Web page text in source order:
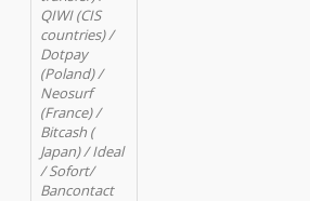
QIWI (CIS
countries) /
Dotpay
(Poland) /
Neosurf
(France) /
Bitcash (
Japan) / Ideal
/ Sofort/
Bancontact